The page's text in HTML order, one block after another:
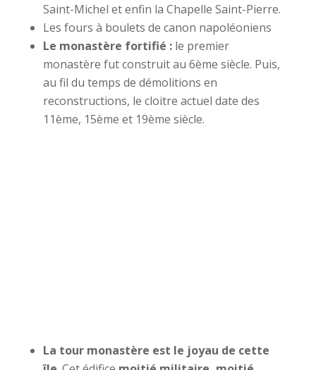
Saint-Michel et enfin la Chapelle Saint-Pierre.
Les fours à boulets de canon napoléoniens
Le monastère fortifié :le premier
monastère fut construit au 6ème siècle. Puis,
au fil du temps de démolitions en
reconstructions, le cloitre actuel date des
11ème, 15ème et 19ème siècle.
La tour monastère est le joyau de cette